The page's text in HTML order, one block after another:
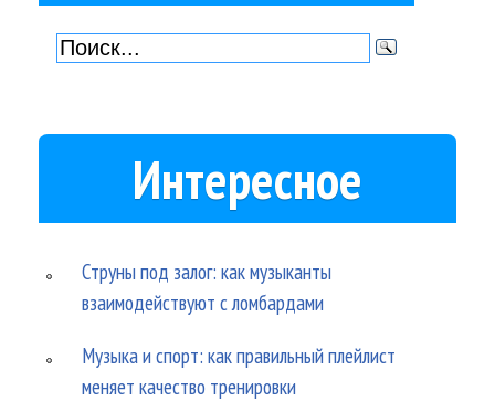
Интересное
Струны под залог: как музыканты
взаимодействуют с ломбардами
Музыка и спорт: как правильный плейлист
меняет качество тренировки